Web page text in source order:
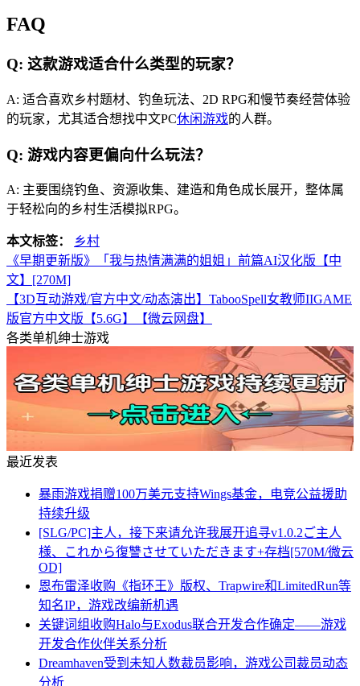
FAQ
Q: 这款游戏适合什么类型的玩家？
A: 适合喜欢乡村题材、钓鱼玩法、2D RPG和慢节奏经营体验
的玩家，尤其适合想找中文PC休闲游戏的人群。
Q: 游戏内容更偏向什么玩法？
A: 主要围绕钓鱼、资源收集、建造和角色成长展开，整体属
于轻松向的乡村生活模拟RPG。
本文标签：
乡村
《早期更新版》「我与热情满满的姐姐」前篇AI汉化版【中
文】[270M]
【3D互动游戏/官方中文/动态演出】TabooSpell女教师IIGAME
版官方中文版【5.6G】【微云网盘】
各类单机绅士游戏
最近发表
暴雨游戏捐赠100万美元支持Wings基金，电竞公益援助
持续升级
[SLG/PC]主人，接下来请允许我展开追寻v1.0.2ご主人
様、これから復讐させていただきます+存档[570M/微云
OD]
恩布雷泽收购《指环王》版权、Trapwire和LimitedRun等
知名IP，游戏改编新机遇
关键词组收购Halo与Exodus联合开发合作确定——游戏
开发合作伙伴关系分析
Dreamhaven受到未知人数裁员影响，游戏公司裁员动态
分析